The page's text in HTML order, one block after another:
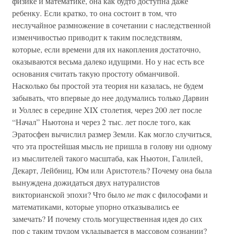
ребенку. Если кратко, то она состоит в том, что
неслучайное размножение в сочетании с наследственной
изменчивостью приводит к таким последствиям,
которые, если времени для их накопления достаточно,
оказываются весьма далеко идущими. Но у нас есть все
основания считать такую простоту обманчивой.
Насколько бы простой эта теория ни казалась, не будем
забывать, что впервые до нее додумались только Дарвин
и Уоллес в середине XIX столетия, через 200 лет после
“Начал” Ньютона и через 2 тыс. лет после того, как
Эратосфен вычислил размер Земли. Как могло случиться,
что эта простейшая мысль не пришла в голову ни одному
из мыслителей такого масштаба, как Ньютон, Галилей,
Декарт, Лейбниц, Юм или Аристотель? Почему она была
вынуждена дожидаться двух натуралистов
викторианской эпохи? Что былоне такс философами и
математиками, которые упорно отказывались ее
замечать? И почему столь могущественная идея до сих
пор c таким трудом укладывается в массовом сознании?